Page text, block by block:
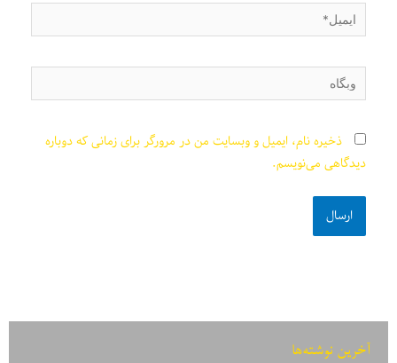
ایمیل*
وبگاه
ذخیره نام، ایمیل و وبسایت من در مرورگر برای زمانی که دوباره
دیدگاهی می‌نویسم.
آخرین نوشته‌ها